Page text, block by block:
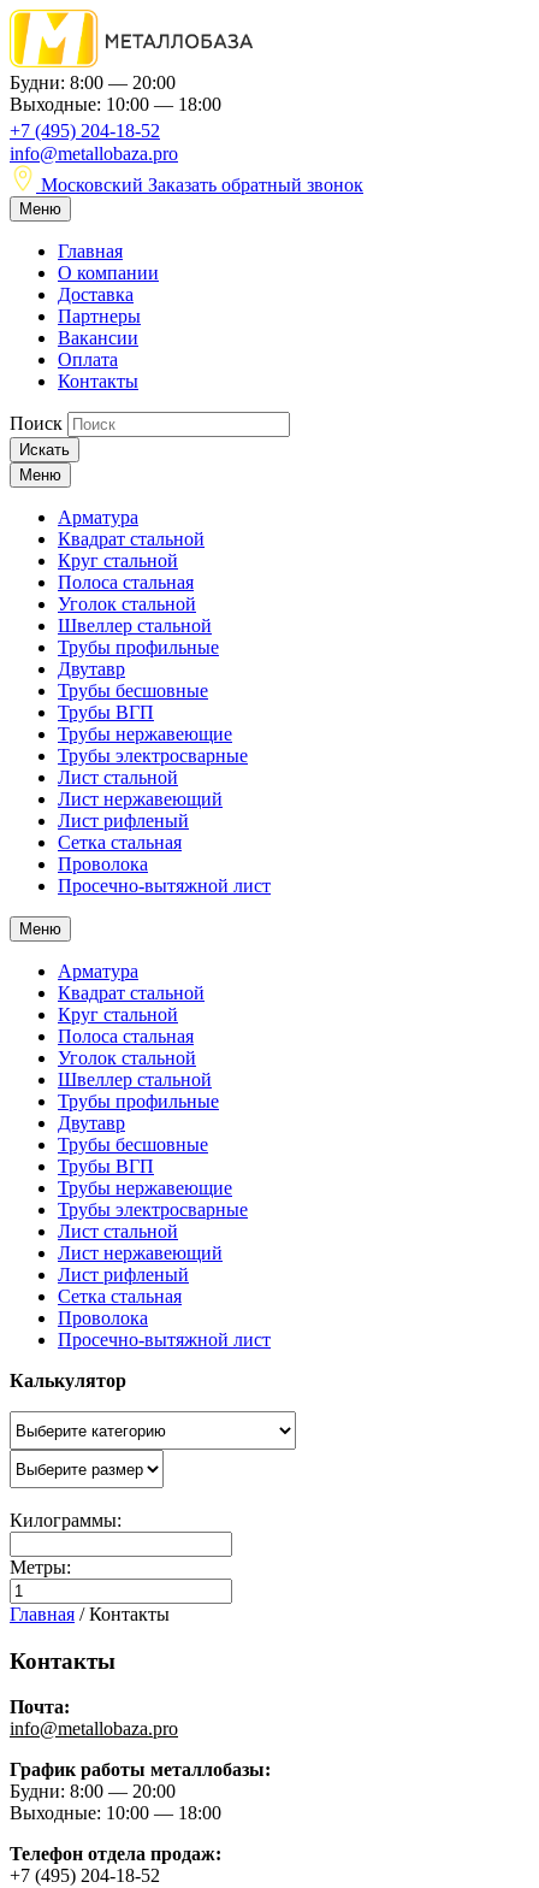
Будни: 8:00 — 20:00
Выходные: 10:00 — 18:00
+7 (495) 204-18-52
info@metallobaza.pro
Московский Заказать обратный звонок
Меню
Главная
О компании
Доставка
Партнеры
Вакансии
Оплата
Контакты
Поиск
Искать
Меню
Арматура
Квадрат стальной
Круг стальной
Полоса стальная
Уголок стальной
Швеллер стальной
Трубы профильные
Двутавр
Трубы бесшовные
Трубы ВГП
Трубы нержавеющие
Трубы электросварные
Лист стальной
Лист нержавеющий
Лист рифленый
Сетка стальная
Проволока
Просечно-вытяжной лист
Меню
Арматура
Квадрат стальной
Круг стальной
Полоса стальная
Уголок стальной
Швеллер стальной
Трубы профильные
Двутавр
Трубы бесшовные
Трубы ВГП
Трубы нержавеющие
Трубы электросварные
Лист стальной
Лист нержавеющий
Лист рифленый
Сетка стальная
Проволока
Просечно-вытяжной лист
Калькулятор
Килограммы:
Метры:
Главная /Контакты
Контакты
Почта:
info@metallobaza.pro
График работы металлобазы:
Будни: 8:00 — 20:00
Выходные: 10:00 — 18:00
Телефон отдела продаж:
+7 (495) 204-18-52